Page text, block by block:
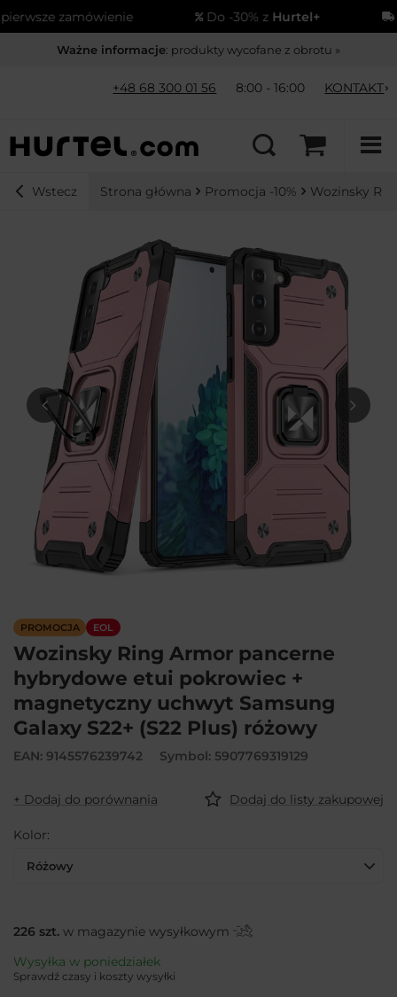
zamówienie Do -30% zHurtel+
Ważne informacje: produkty wycofane z obrotu »
+48 68 300 01 56 8:00 - 16:00 KONTAKT
Wstecz Strona główna Promocja -10% Wozinsky
PROMOCJA EOL
Wozinsky Ring Armor pancerne
hybrydowe etui pokrowiec +
magnetyczny uchwyt Samsung
Galaxy S22+ (S22 Plus) różowy
EAN: 9145576239742 Symbol: 5907769319129
+ Dodaj do porównania Dodaj do listy zakupowej
Kolor
Różowy
226 szt. w magazynie wysyłkowym
Wysyłka w poniedziałek
Sprawdź czasy i koszty wysyłki